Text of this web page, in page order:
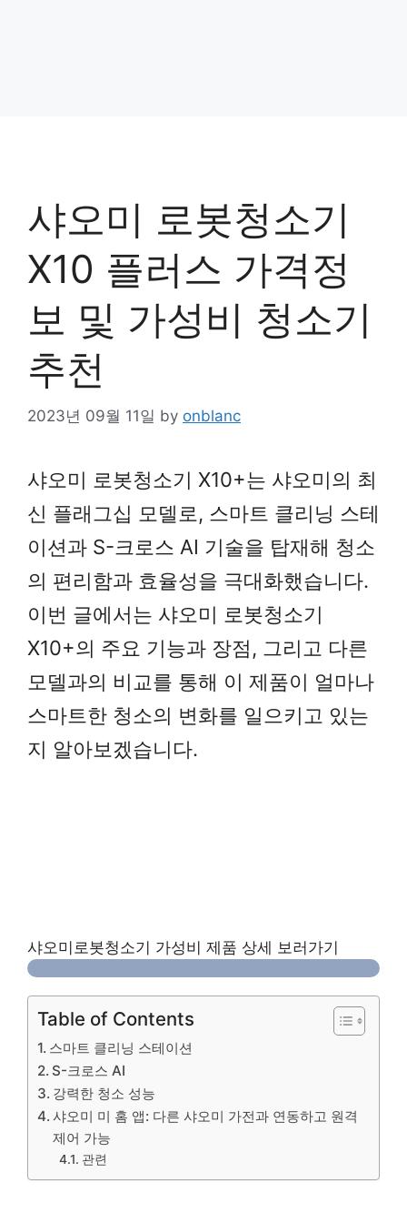
샤오미 로봇청소기
X10 플러스 가격정
보 및 가성비 청소기
추천
2023년 09월 11일 by onblanc
샤오미 로봇청소기 X10+는 샤오미의 최
신 플래그십 모델로, 스마트 클리닝 스테
이션과 S-크로스 AI 기술을 탑재해 청소
의 편리함과 효율성을 극대화했습니다.
이번 글에서는 샤오미 로봇청소기
X10+의 주요 기능과 장점, 그리고 다른
모델과의 비교를 통해 이 제품이 얼마나
스마트한 청소의 변화를 일으키고 있는
지 알아보겠습니다.
샤오미로봇청소기 가성비 제품 상세 보러가기
Table of Contents
스마트 클리닝 스테이션
S-크로스 AI
강력한 청소 성능
샤오미 미 홈 앱: 다른 샤오미 가전과 연동하고 원격
제어 가능
관련